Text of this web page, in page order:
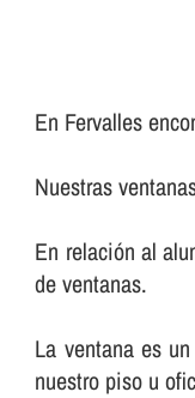
En Fervalles
Nuestras
En relación al
de ventanas.
La ventana es
nuestro piso u